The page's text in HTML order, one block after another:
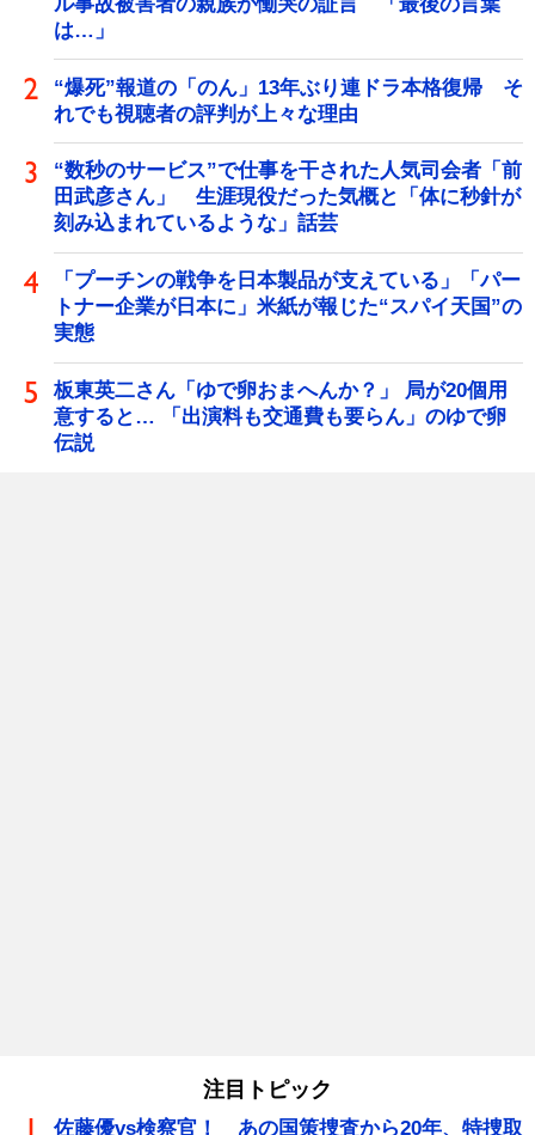
は…」
“爆死”報道の「のん」13年ぶり連ドラ本格復帰 そ
れでも視聴者の評判が上々な理由
“数秒のサービス”で仕事を干された人気司会者「前
田武彦さん」 生涯現役だった気概と「体に秒針が
刻み込まれているような」話芸
「プーチンの戦争を日本製品が支えている」「パー
トナー企業が日本に」米紙が報じた“スパイ天国”の
実態
板東英二さん「ゆで卵おまへんか？」 局が20個用
意すると… 「出演料も交通費も要らん」のゆで卵
伝説
注目トピック
佐藤優vs検察官！ あの国策捜査から20年、特捜取